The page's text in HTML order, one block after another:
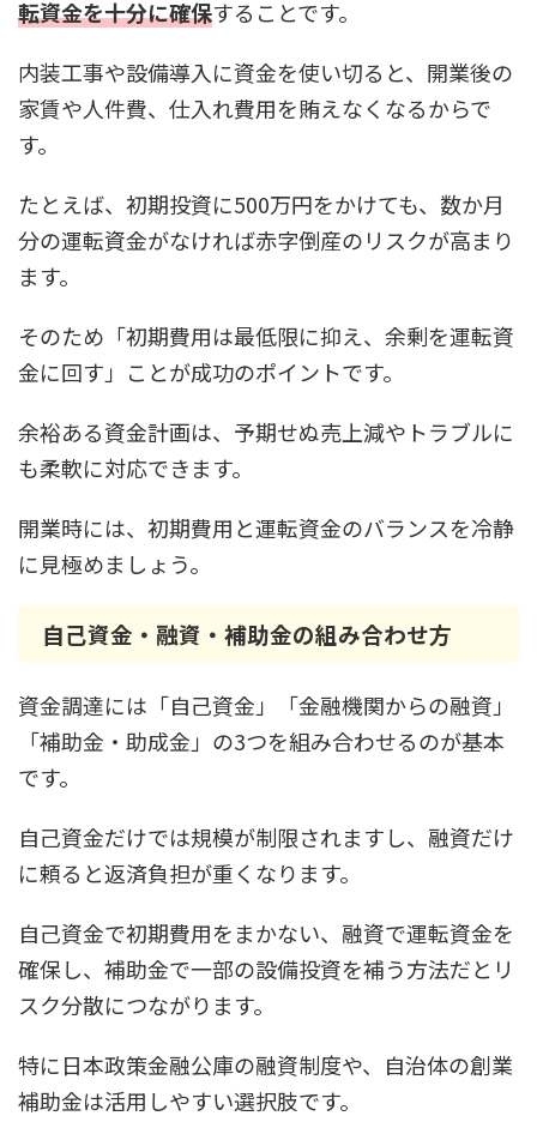
転資金を十分に確保することです。
内装工事や設備導入に資金を使い切ると、開業後の
家賃や人件費、仕入れ費用を賄えなくなるからで
す。
たとえば、初期投資に500万円をかけても、数か月
分の運転資金がなければ赤字倒産のリスクが高まり
ます。
そのため「初期費用は最低限に抑え、余剰を運転資
金に回す」ことが成功のポイントです。
余裕ある資金計画は、予期せぬ売上減やトラブルに
も柔軟に対応できます。
開業時には、初期費用と運転資金のバランスを冷静
に見極めましょう。
自己資金・融資・補助金の組み合わせ方
資金調達には「自己資金」「金融機関からの融資」
「補助金・助成金」の3つを組み合わせるのが基本
です。
自己資金だけでは規模が制限されますし、融資だけ
に頼ると返済負担が重くなります。
自己資金で初期費用をまかない、融資で運転資金を
確保し、補助金で一部の設備投資を補う方法だとリ
スク分散につながります。
特に日本政策金融公庫の融資制度や、自治体の創業
補助金は活用しやすい選択肢です。